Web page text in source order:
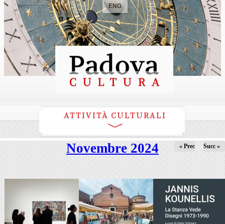
ENG
ATTIVITÀ CULTURALI
Novembre 2024 « Prec Succ »